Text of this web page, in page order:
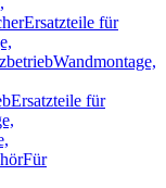
Ersatzteile für
Wandmontage,
Ersatzteile für
Für